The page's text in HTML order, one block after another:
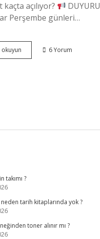
açılıyor?
DUYURU
Perşembe günleri…
okuyun
Konutlarına
6 Yorum
takımı ?
tarih kitaplarında yok ?
toner alınır mı ?